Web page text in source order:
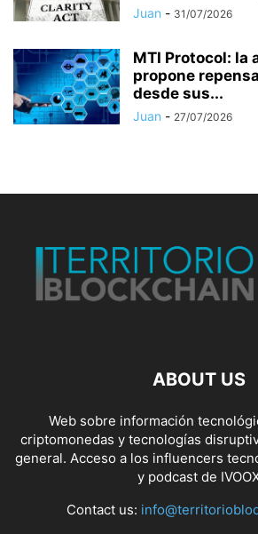
Juan - 31/07/2026
MTI Protocol: la
propone
desde sus...
Juan - 27/07/2026
ABOUT US
Web sobre información
criptomonedas y tecnologías
general. Acceso a los influencers
y podcast de
Contact us: